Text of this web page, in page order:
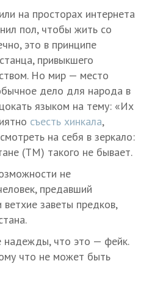
на просторах интернета
пол, чтобы жить со
это в принципе
привыкшего
Но мир — место
дело для народа в
языком на тему: «Их
съесть хинкала,
на себя в зеркало:
(ТМ) такого не бывает.
не
предавший
заветы предков,
надежды, что это — фейк.
что не может быть